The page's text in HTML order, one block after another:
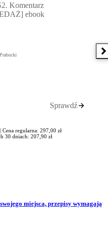
Komentarz
ebook
Sprawdź
Cena regularna: 297,00 zł
30 dniach: 207,90 zł
miejsca, przepisy wymagają